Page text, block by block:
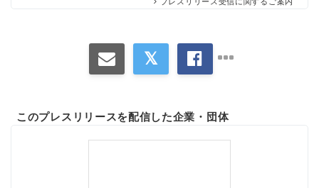
このプレスリリースを配信した企業・団体